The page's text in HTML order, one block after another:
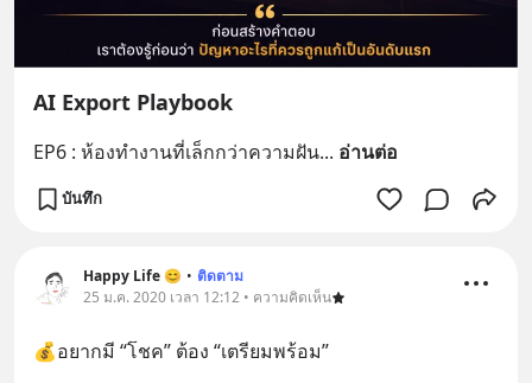
AI Export Playbook
EP6 : ห้องทำงานที่เล็กกว่าความฝัน... อ่านต่อ
บันทึก
Happy Life 😊 • ติดตาม
25 ม.ค. 2020 เวลา 12:12 • ความคิดเห็น
💰อยากมี “โชค” ต้อง “เตรียมพร้อม”